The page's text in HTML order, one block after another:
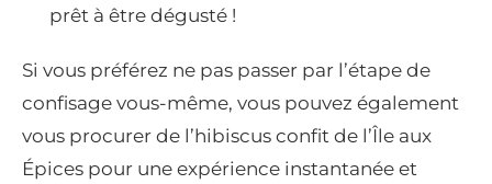
prêt à être dégusté !
Si vous préférez ne pas passer par l’étape de
confisage vous-même, vous pouvez également
vous procurer de l’hibiscus confit de l’Île aux
Épices pour une expérience instantanée et